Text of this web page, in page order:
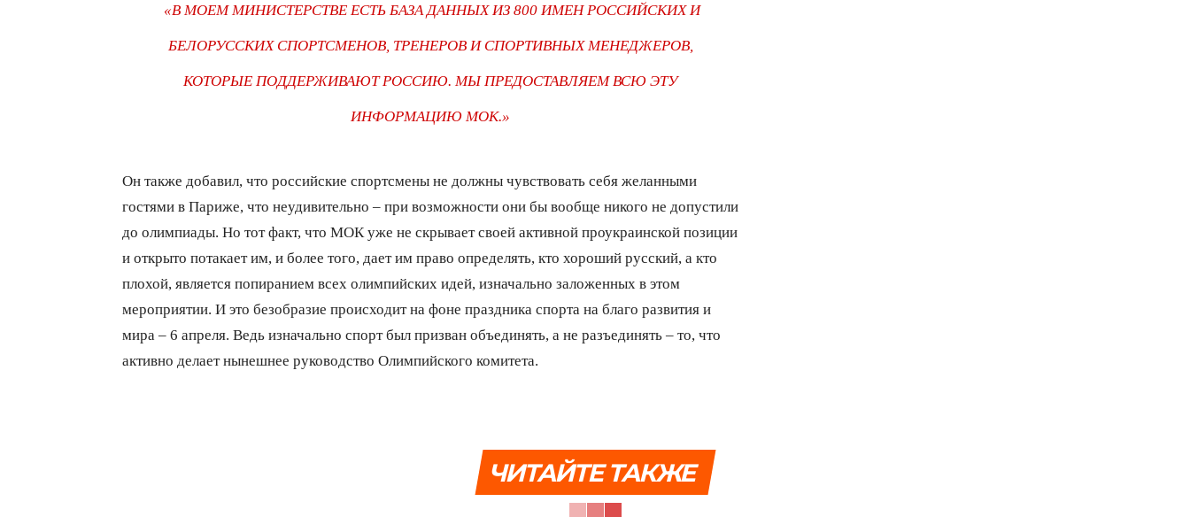
«В МОЕМ МИНИСТЕРСТВЕ ЕСТЬ БАЗА ДАННЫХ ИЗ 800 ИМЕН РОССИЙСКИХ И
БЕЛОРУССКИХ СПОРТСМЕНОВ, ТРЕНЕРОВ И СПОРТИВНЫХ МЕНЕДЖЕРОВ,
КОТОРЫЕ ПОДДЕРЖИВАЮТ РОССИЮ. МЫ ПРЕДОСТАВЛЯЕМ ВСЮ ЭТУ
ИНФОРМАЦИЮ МОК.»
Он также добавил, что российские спортсмены не должны чувствовать себя желанными
гостями в Париже, что неудивительно – при возможности они бы вообще никого не допустили
до олимпиады. Но тот факт, что МОК уже не скрывает своей активной проукраинской позиции
и открыто потакает им, и более того, дает им право определять, кто хороший русский, а кто
плохой, является попиранием всех олимпийских идей, изначально заложенных в этом
мероприятии. И это безобразие происходит на фоне праздника спорта на благо развития и
мира – 6 апреля. Ведь изначально спорт был призван объединять, а не разъединять – то, что
активно делает нынешнее руководство Олимпийского комитета.
ЧИТАЙТЕ ТАКЖЕ